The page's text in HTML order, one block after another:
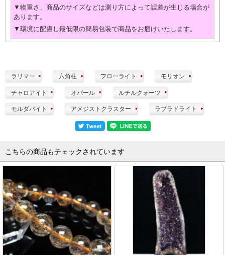
▼物重さ、商品のサイズなどは測り方によって誤差が生じる場合が
あります。
▼環境に配慮し最低限の簡易包装で商品をお届けいたします。
ラリマー 六角柱 フローライト モリオン
チャロアイト オパール ルチルクォーツ
モルダバイト アメジストクラスター ラブラドライト
こちらの商品もチェックされています